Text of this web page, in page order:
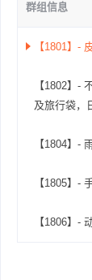
群组信息
【1801】-
【1802】-
及旅行袋，
【1804】-
【1805】-
【1806】-